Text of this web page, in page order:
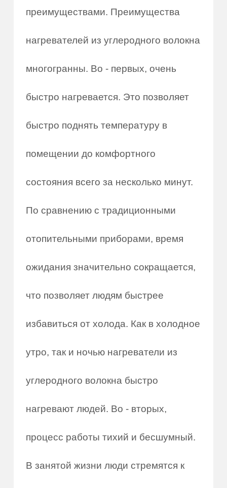
преимуществами. Преимущества
нагревателей из углеродного волокна
многогранны. Во - первых, очень
быстро нагревается. Это позволяет
быстро поднять температуру в
помещении до комфортного
состояния всего за несколько минут.
По сравнению с традиционными
отопительными приборами, время
ожидания значительно сокращается,
что позволяет людям быстрее
избавиться от холода. Как в холодное
утро, так и ночью нагреватели из
углеродного волокна быстро
нагревают людей. Во - вторых,
процесс работы тихий и бесшумный.
В занятой жизни люди стремятся к